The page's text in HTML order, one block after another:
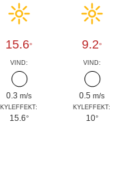
15.6°
VIND:
0.3 m/s
KYLEFFEKT:
15.6°
9.2°
VIND:
0.5 m/s
KYLEFFEKT:
10°